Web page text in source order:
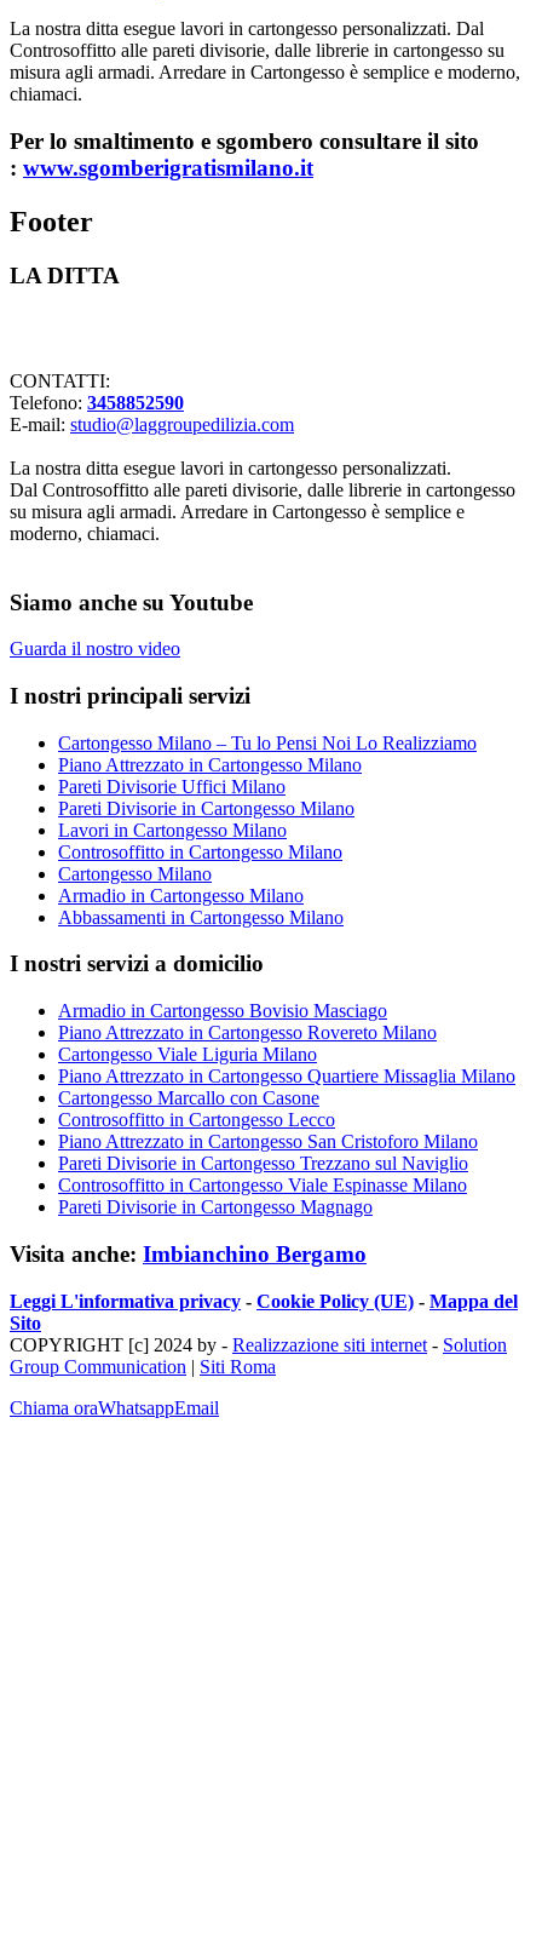
La nostra ditta esegue lavori in cartongesso personalizzati. Dal
Controsoffitto alle pareti divisorie, dalle librerie in cartongesso su
misura agli armadi. Arredare in Cartongesso è semplice e moderno,
chiamaci.
Per lo smaltimento e sgombero consultare il sito
: www.sgomberigratismilano.it
Footer
LA DITTA
CONTATTI:
Telefono: 3458852590
E-mail: studio@laggroupedilizia.com
La nostra ditta esegue lavori in cartongesso personalizzati.
Dal Controsoffitto alle pareti divisorie, dalle librerie in cartongesso
su misura agli armadi. Arredare in Cartongesso è semplice e
moderno, chiamaci.
Siamo anche su Youtube
Guarda il nostro video
I nostri principali servizi
Cartongesso Milano – Tu lo Pensi Noi Lo Realizziamo
Piano Attrezzato in Cartongesso Milano
Pareti Divisorie Uffici Milano
Pareti Divisorie in Cartongesso Milano
Lavori in Cartongesso Milano
Controsoffitto in Cartongesso Milano
Cartongesso Milano
Armadio in Cartongesso Milano
Abbassamenti in Cartongesso Milano
I nostri servizi a domicilio
Armadio in Cartongesso Bovisio Masciago
Piano Attrezzato in Cartongesso Rovereto Milano
Cartongesso Viale Liguria Milano
Piano Attrezzato in Cartongesso Quartiere Missaglia Milano
Cartongesso Marcallo con Casone
Controsoffitto in Cartongesso Lecco
Piano Attrezzato in Cartongesso San Cristoforo Milano
Pareti Divisorie in Cartongesso Trezzano sul Naviglio
Controsoffitto in Cartongesso Viale Espinasse Milano
Pareti Divisorie in Cartongesso Magnago
Visita anche: Imbianchino Bergamo
Leggi L'informativa privacy - Cookie Policy (UE) - Mappa del
Sito
COPYRIGHT [c] 2024 by - Realizzazione siti internet - Solution
Group Communication | Siti Roma
Chiama oraWhatsappEmail